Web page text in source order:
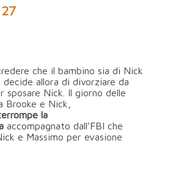
che il bambino sia di Nick
decide allora di divorziare da
sposare Nick. Il giorno delle
Brooke e Nick,
la
accompagnato dall’FBI che
e Massimo per evasione